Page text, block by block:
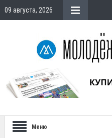
09 августа, 2026
Меню